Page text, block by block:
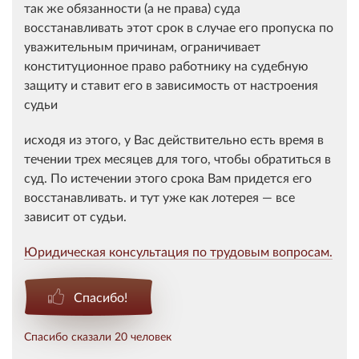
так же обязанности (а не права) суда
восстанавливать этот срок в случае его пропуска по
уважительным причинам, ограничивает
конституционное право работнику на судебную
защиту и ставит его в зависимость от настроения
судьи
исходя из этого, у Вас действительно есть время в
течении трех месяцев для того, чтобы обратиться в
суд. По истечении этого срока Вам придется его
восстанавливать. и тут уже как лотерея — все
зависит от судьи.
Юридическая консультация по трудовым вопросам.
Спасибо!
Спасибо сказали 20 человек